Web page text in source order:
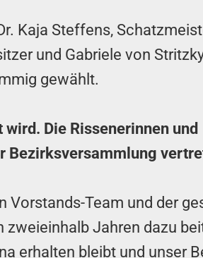
Kaja Steffens,
und Gabriele von
gewählt.
Die Rissenerinnen und
Bezirksversammlung
Vorstands-Team und der
Jahren dazu
erhalten bleibt und unser